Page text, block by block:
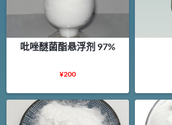
吡唑醚菌酯悬浮剂 97%
¥200